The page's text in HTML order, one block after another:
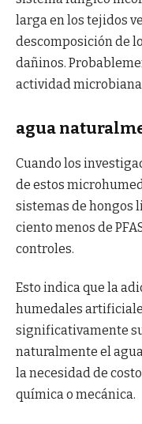
larga en los tejidos
descomposición de
dañinos.
actividad
agua
Cuando los
de estos
sistemas de hongos
ciento menos de
controles.
Esto indica que la
humedales
significativamente
naturalmente el
la necesidad de
química o mecánica.